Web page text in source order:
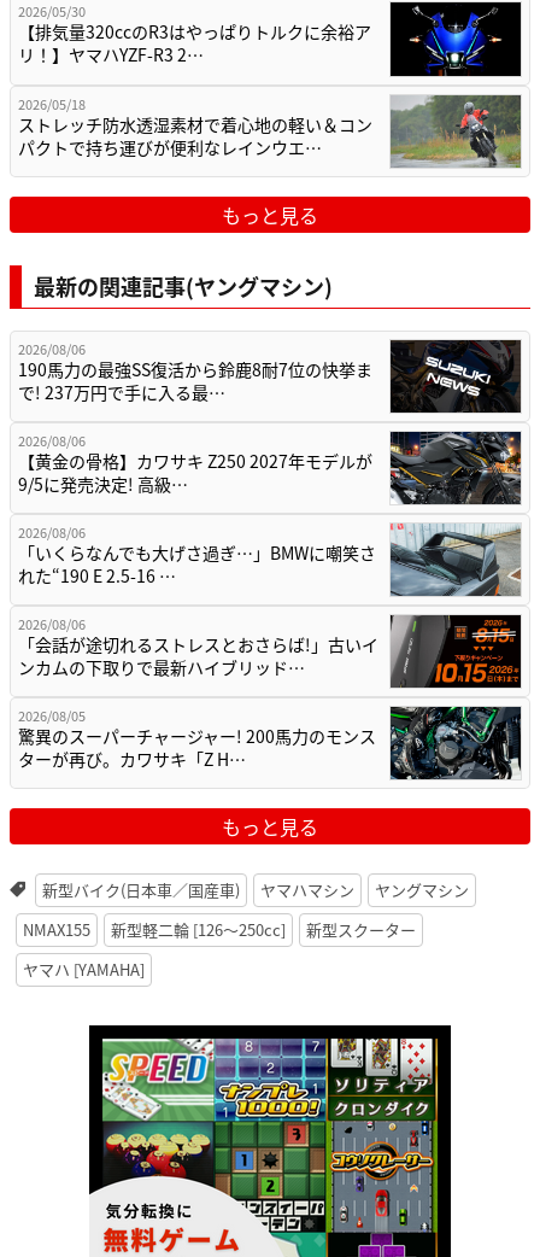
2026/05/30
【排気量320ccのR3はやっぱりトルクに余裕ア
リ！】ヤマハYZF-R3 2…
2026/05/18
ストレッチ防水透湿素材で着心地の軽い＆コン
パクトで持ち運びが便利なレインウエ…
もっと見る
最新の関連記事(ヤングマシン)
2026/08/06
190馬力の最強SS復活から鈴鹿8耐7位の快挙ま
で! 237万円で手に入る最…
2026/08/06
【黄金の骨格】カワサキ Z250 2027年モデルが
9/5に発売決定! 高級…
2026/08/06
「いくらなんでも大げさ過ぎ…」BMWに嘲笑さ
れた“190 E 2.5-16 …
2026/08/06
「会話が途切れるストレスとおさらば!」古いイ
ンカムの下取りで最新ハイブリッド…
2026/08/05
驚異のスーパーチャージャー! 200馬力のモンス
ターが再び。カワサキ「Z H…
もっと見る
新型バイク(日本車／国産車) ヤマハマシン
ヤングマシン
NMAX155
新型軽二輪 [126〜250cc]
新型スクーター
ヤマハ [YAMAHA]